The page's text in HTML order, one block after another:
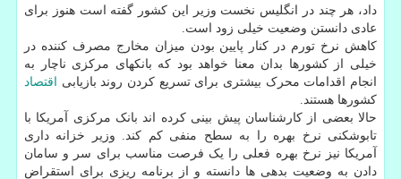
داد، هر چند در انگلیس نخست وزیر این کشور گفته است هنوز برای
عادی دانستن وضعیت خیلی زود است.
کاهش نرخ تورم در کنار پایین بودن میزان مخارج مصرف کننده در
خیلی از کشورها بدان معنا خواهد بود که بانکهای مرکزی ناچار به
انجام اقدامات محرک بیشتری برای تسریع کردن روند بازیابی
اقتصاد
کشورها هستند.
حالا بعضی از کارشناسان پیش بینی کرده اند بانک مرکزی آمریکا با
تابوشکنی نرخ بهره را به سطح منفی کم کند. وزیر خزانه داری
آمریکا نیز نرخ بهره فعلی را یک فرصت مناسب برای سر و سامان
دادن به وضعیت بدهی ها دانسته و از برنامه ریزی برای استقراض